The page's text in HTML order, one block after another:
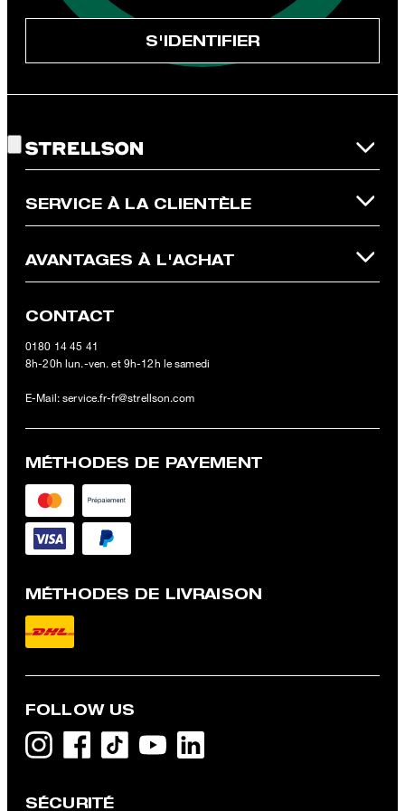
unsubscribe@strellson.comretirer.
* Champ obligatoire
en aucun cas être échangé contre de l‘argent. En cas de retour,
boutique en ligne s‘appliquent.
S'IDENTIFIER
SERVICE À LA CLIENTÈLE
AVANTAGES À L'ACHAT
CONTACT
0180 14 45 41
8h-20h lun.-ven. et 9h-12h le samedi
E-Mail:service.fr-fr@strellson.com
MÉTHODES DE PAYEMENT
MÉTHODES DE LIVRAISON
FOLLOW US
SÉCURITÉ